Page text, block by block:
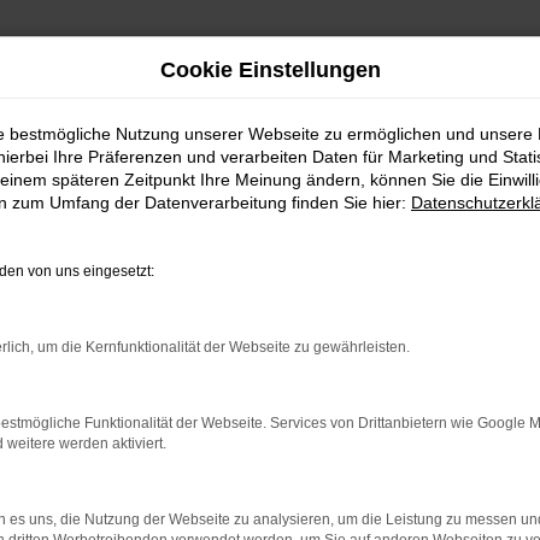
nach Nürnberg
nach Nürnberg
– IHR
sich die Fahrzeuge dieses Herstellers seit vielen Jahren als
von A nach B. Die einzelnen Modelle sind sowohl im
im Autozentrum Schmitz garantieren. Wann immer Sie
befürchten. Wir arbeiten seit vielen Jahren für Kundinnen
Cookie Einstellungen
bestmögliche Nutzung unserer Webseite zu ermöglichen und unsere
Ihre Präferenzen und verarbeiten Daten für Marketing und
späteren Zeitpunkt Ihre Meinung ändern, können Sie die
zum Umfang der Datenverarbeitung finden Sie hier:
von uns eingesetzt:
um die Kernfunktionalität der Webseite zu gewährleisten.
Funktionalität der Webseite. Services von Drittanbietern wie Google
weitere werden aktiviert.
es uns, die Nutzung der Webseite zu analysieren, um die Leistung zu messen